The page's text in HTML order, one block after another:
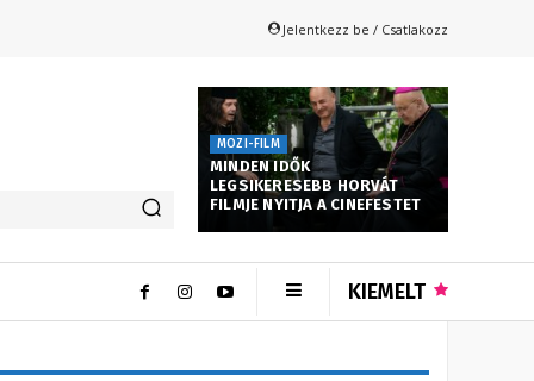
Jelentkezz be / Csatlakozz
MOZI-FILM
MINDEN IDŐK
LEGSIKERESEBB HORVÁT
FILMJE NYITJA A CINEFESTET
KIEMELT